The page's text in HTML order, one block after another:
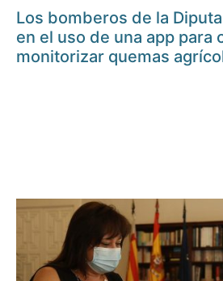
Los bomberos de la
en el uso de una app para
monitorizar quemas